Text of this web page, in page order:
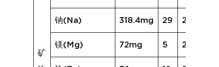
矿
钠(Na) 318.4mg 29 280.9mg
镁(Mg) 72mg 5 25mg